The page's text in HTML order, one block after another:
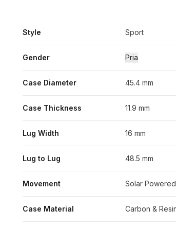
Style Sport
Gender Pria
Case Diameter 45.4 mm
Case Thickness 11.9 mm
Lug Width 16 mm
Lug to Lug 48.5 mm
Movement Solar Powered
Case Material Carbon &